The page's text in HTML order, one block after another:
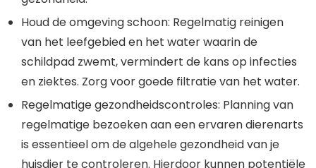
Houd de omgeving schoon: Regelmatig reinigen
van het leefgebied en het water waarin de
schildpad zwemt, vermindert de kans op infecties
en ziektes. Zorg voor goede filtratie van het water.
Regelmatige gezondheidscontroles: Planning van
regelmatige bezoeken aan een ervaren dierenarts
is essentieel om de algehele gezondheid van je
huisdier te controleren. Hierdoor kunnen potentiële